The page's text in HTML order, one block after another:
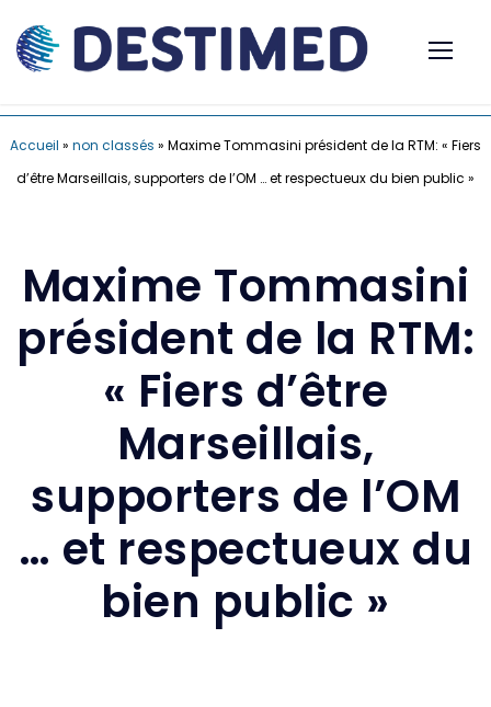
Accueil » non classés » Maxime Tommasini président de la RTM: « Fiers
d’être Marseillais, supporters de l’OM … et respectueux du bien public »
Maxime Tommasini
président de la RTM:
« Fiers d’être
Marseillais,
supporters de l’OM
… et respectueux du
bien public »